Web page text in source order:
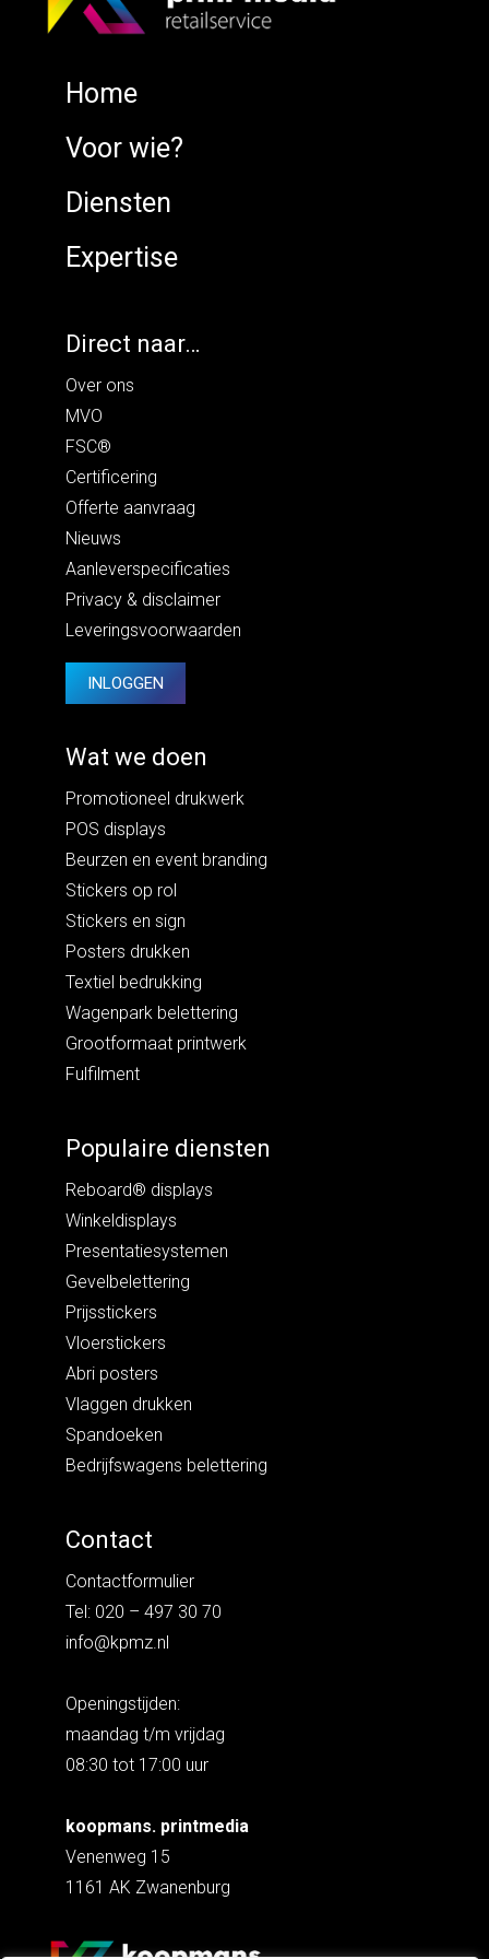
Home
Voor wie?
Diensten
Expertise
Direct naar…
Over ons
MVO
FSC®
Certificering
Offerte aanvraag
Nieuws
Aanleverspecificaties
Privacy & disclaimer
Leveringsvoorwaarden
INLOGGEN
Wat we doen
Promotioneel drukwerk
POS displays
Beurzen en event branding
Stickers op rol
Stickers en sign
Posters drukken
Textiel bedrukking
Wagenpark belettering
Grootformaat printwerk
Fulfilment
Populaire diensten
Reboard® displays
Winkeldisplays
Presentatiesystemen
Gevelbelettering
Prijsstickers
Vloerstickers
Abri posters
Vlaggen drukken
Spandoeken
Bedrijfswagens belettering
Contact
Contactformulier
Tel: 020 – 497 30 70
info@kpmz.nl
Openingstijden:
maandag t/m vrijdag
08:30 tot 17:00 uur
koopmans. printmedia
Venenweg 15
1161 AK Zwanenburg